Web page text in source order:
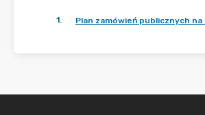
1. Plan zamówień publicznych